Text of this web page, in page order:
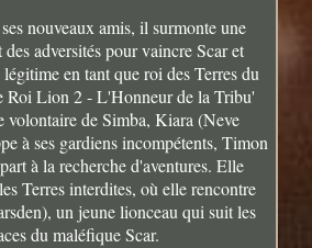
nouveaux amis, il surmonte une
des adversités pour vaincre Scar et
en tant que roi des Terres du
Roi Lion 2 - L'Honneur de la Tribu'
volontaire de Simba, Kiara (Neve
à ses gardiens incompétents, Timon
à la recherche d'aventures. Elle
Terres interdites, où elle rencontre
un jeune lionceau qui suit les
du maléfique Scar.